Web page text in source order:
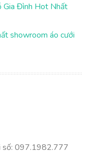
Gia Đình Hot Nhất
showroom áo cưới
số: 097.1982.777